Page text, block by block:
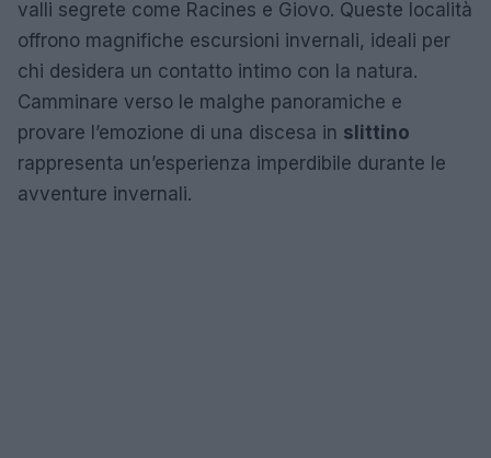
valli segrete come Racines e Giovo. Queste località
offrono magnifiche escursioni invernali, ideali per
chi desidera un contatto intimo con la natura.
Camminare verso le malghe panoramiche e
provare l’emozione di una discesa in slittino
rappresenta un’esperienza imperdibile durante le
avventure invernali.